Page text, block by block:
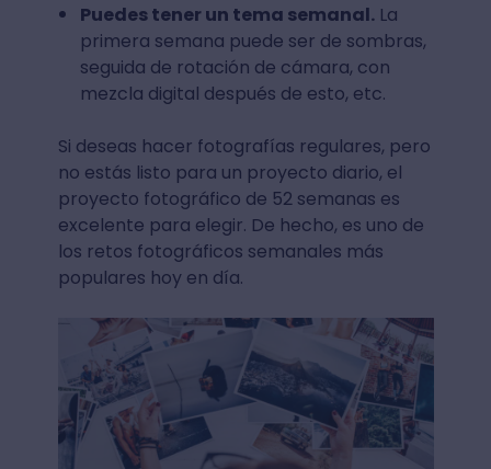
Puedes tener un tema semanal.La
primera semana puede ser de sombras,
seguida de rotación de cámara, con
mezcla digital después de esto, etc.
Si deseas hacer fotografías regulares, pero
no estás listo para un proyecto diario, el
proyecto fotográfico de 52 semanas es
excelente para elegir. De hecho, es uno de
los retos fotográficos semanales más
populares hoy en día.